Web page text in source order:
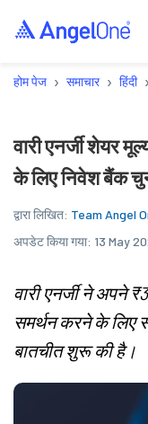
होम पेज › समाचार › हिंदी ›
वारी एनर्जी शेयर
के लिए निवेश बैंक
द्वारा लिखित: Team Angel
अपडेट किया गया: 13 May
वारी एनर्जी ने अपने
समर्थन करने के लिए
बातचीत शुरू की है।